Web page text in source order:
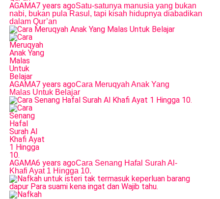
AGAMA7 years agoSatu-satunya manusia yang bukan
nabi, bukan pula Rasul, tapi kisah hidupnya diabadikan
dalam Qur’an
AGAMA7 years agoCara Meruqyah Anak Yang
Malas Untuk Belajar
AGAMA6 years agoCara Senang Hafal Surah Al-
Khafi Ayat 1 Hingga 10.